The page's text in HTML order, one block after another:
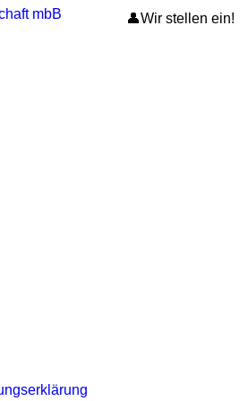
👤Wir stellen ein!